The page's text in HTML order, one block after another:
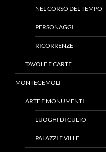
NEL CORSO DEL TEMPO
PERSONAGGI
RICORRENZE
TAVOLE E CARTE
MONTEGEMOLI
ARTE E MONUMENTI
LUOGHI DI CULTO
PALAZZI E VILLE